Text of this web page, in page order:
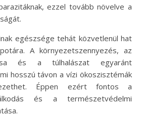
ezzel tovább növelve a
egészsége tehát közvetlenül hat
A környezetszennyezés, az
és a túlhalászat egyaránt
hosszú távon a vízi ökoszisztémák
Éppen ezért fontos a
és a természetvédelmi